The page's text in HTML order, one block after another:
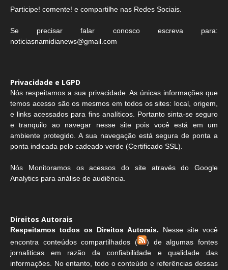
Participe! comente! e compartilhe nas Redes Sociais.
Se precisar falar conosco escreva para:
noticiasnamidianews@gmail.com
Privacidade e LGPD
Nós respeitamos a sua privacidade. As únicas informações que
temos acesso são os mesmos em todos os sites: local, origem,
e links acessados para fins analíticos. Portanto sinta-se seguro
e tranquilo ao navegar nesse site pois você está em um
ambiente protegido. A sua navegação está segura de ponta a
ponta indicada pelo cadeado verde (Certificado SSL).
Nós Monitoramos os acessos do site através do Google
Analytics para análise de audiência.
Direitos Autorais
Respeitamos todos os Direitos Autorais. Nesse site você
encontra conteúdos compartilhados (
) de algumas fontes
jornaliticas em razão da confiabilidade e qualidade das
informações. No entanto, todo o conteúdo e referências dessas